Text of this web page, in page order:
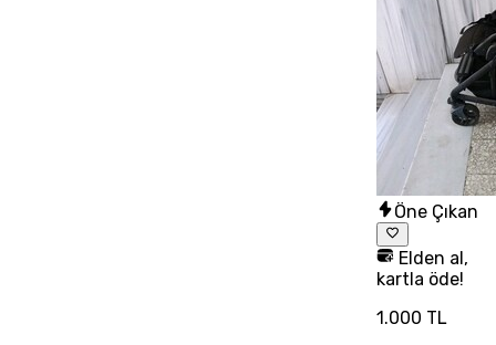
Öne Çıkan
Elden al,
kartla öde!
1.000 TL